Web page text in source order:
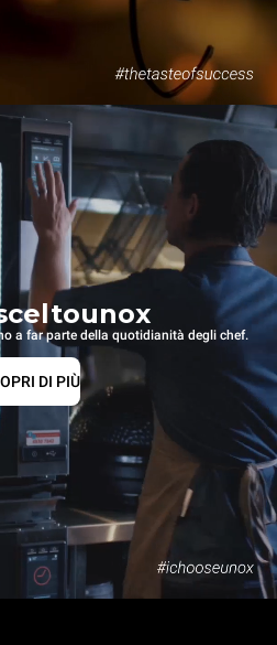
a far parte della quotidianità degli chef.
DI PIÙ